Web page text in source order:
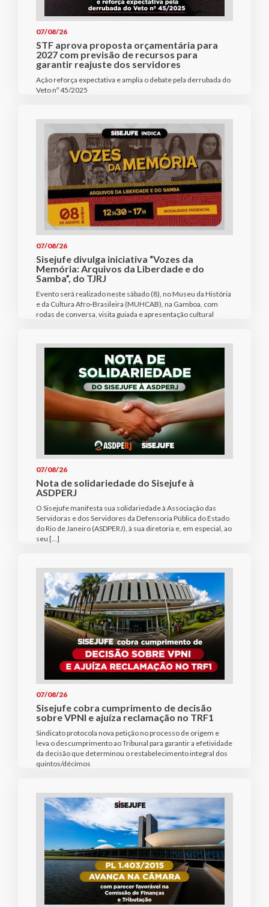
07/08/26
STF aprova proposta orçamentária para
2027 com previsão de recursos para
garantir reajuste dos servidores
Ação reforça expectativa e amplia o debate pela derrubada do
Veto nº 45/2025
07/08/26
Sisejufe divulga iniciativa “Vozes da
Memória: Arquivos da Liberdade e do
Samba”, do TJRJ
Evento será realizado neste sábado (8), no Museu da História
e da Cultura Afro-Brasileira (MUHCAB), na Gamboa, com
rodas de conversa, visita guiada e apresentação cultural
07/08/26
Nota de solidariedade do Sisejufe à
ASDPERJ
O Sisejufe manifesta sua solidariedade à Associação das
Servidoras e dos Servidores da Defensoria Pública do Estado
do Rio de Janeiro (ASDPERJ), à sua diretoria e, em especial, ao
seu […]
07/08/26
Sisejufe cobra cumprimento de decisão
sobre VPNI e ajuíza reclamação no TRF1
Sindicato protocola nova petição no processo de origem e
leva o descumprimento ao Tribunal para garantir a efetividade
da decisão que determinou o restabelecimento integral dos
quintos/décimos